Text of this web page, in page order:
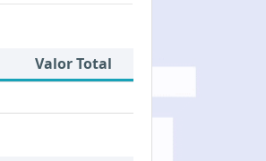
Valor Total